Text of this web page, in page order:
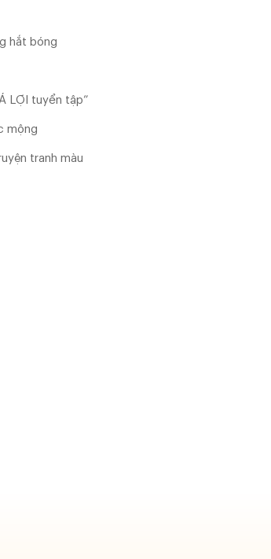
hắt bóng
LỢI tuyển tập”
mộng
tranh màu